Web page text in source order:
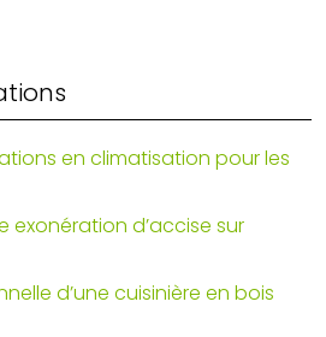
en climatisation pour les
exonération d’accise sur
d’une cuisinière en bois